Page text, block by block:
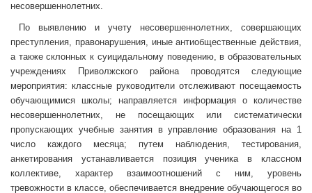
несовершеннолетних.
По выявлению и учету несовершеннолетних, совершающих
преступления, правонарушения, иные антиобщественные действия,
а также склонных к суицидальному поведению, в образовательных
учреждениях Приволжского района проводятся следующие
мероприятия: классные руководители отслеживают посещаемость
обучающимися школы; направляется информация о количестве
несовершеннолетних, не посещающих или систематически
пропускающих учебные занятия в управление образования на 1
число каждого месяца; путем наблюдения, тестирования,
анкетирования устанавливается позиция ученика в классном
коллективе, характер взаимоотношений с ним, уровень
тревожности в классе, обеспечивается внедрение обучающегося во